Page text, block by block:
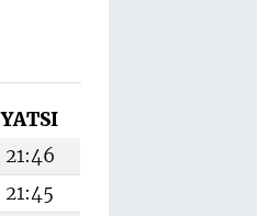
YATSI
21:46
21:45